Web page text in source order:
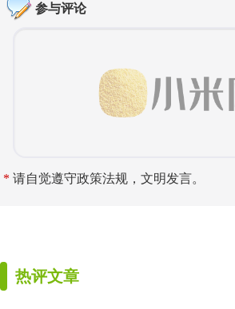
参与评论
* 请自觉遵守政策法规，文明发言。
热评文章